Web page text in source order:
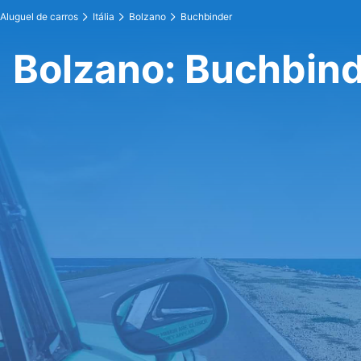
Aluguel de carros Itália Bolzano Buchbinder
Bolzano: